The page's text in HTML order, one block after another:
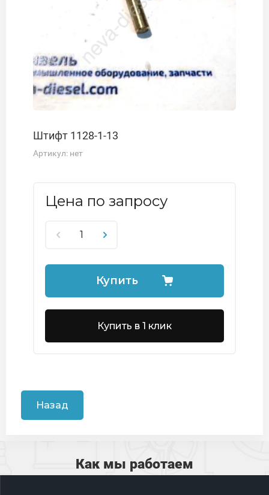
Штифт 1128-1-13
Артикул: нет
Цена по запросу
Купить
Купить в 1 клик
Назад
Как мы работаем